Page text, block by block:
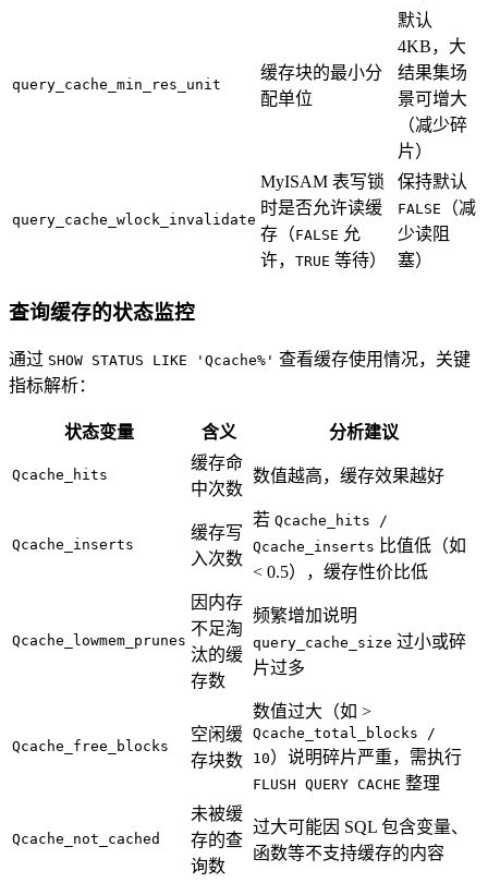
query_cache_min_res_unit
缓存块的最小分
配单位
默认
4KB，大
结果集场
景可增大
（减少碎
片）
query_cache_wlock_invalidate
MyISAM 表写锁
时是否允许读缓
存（FALSE 允
许， TRUE 等待）
保持默认
FALSE
（减
少读阻
塞）
查询缓存的状态监控
通过 SHOW STATUS LIKE 'Qcache%' 查看缓存使用情况，关键
指标解析：
状态变量 含义 分析建议
Qcache_hits
缓存命
中次数
数值越高，缓存效果越好
Qcache_inserts
缓存写
入次数
若 Qcache_hits /
Qcache_inserts 比值低（如
< 0.5），缓存性价比低
Qcache_lowmem_prunes
因内存
不足淘
汰的缓
存数
频繁增加说明
query_cache_size 过小或碎
片过多
Qcache_free_blocks
空闲缓
存块数
数值过大（如 >
Qcache_total_blocks /
10）说明碎片严重，需执行
FLUSH QUERY CACHE 整理
Qcache_not_cached
未被缓
存的查
询数
过大可能因 SQL 包含变量、
函数等不支持缓存的内容